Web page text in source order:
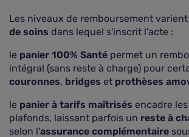
Les niveaux de remboursement varient
de soins dans lequel s'inscrit l'acte :
le panier 100% Santé permet un
intégral (sans reste à charge) pour
couronnes, bridges et prothèses
le panier à tarifs maîtrisés encadre
plafonds, laissant parfois un reste à
selon l'assurance complémentaire